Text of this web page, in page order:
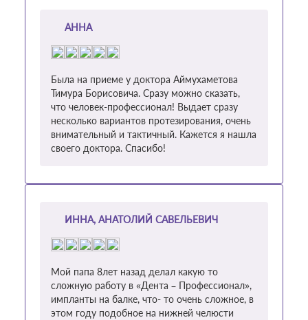
АННА
Была на приеме у доктора Аймухаметова
Тимура Борисовича. Сразу можно сказать,
что человек-профессионал! Выдает сразу
несколько вариантов протезирования, очень
внимательный и тактичный. Кажется я нашла
своего доктора. Спасибо!
ИННА, АНАТОЛИЙ САВЕЛЬЕВИЧ
Мой папа 8лет назад делал какую то
сложную работу в «Дента – Профессионал»,
импланты на балке, что- то очень сложное, в
этом году подобное на нижней челюсти